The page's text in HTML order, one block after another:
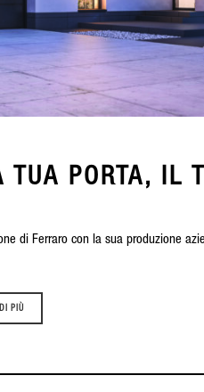
PORTA, IL
di Ferraro con la sua produzione
PIÙ